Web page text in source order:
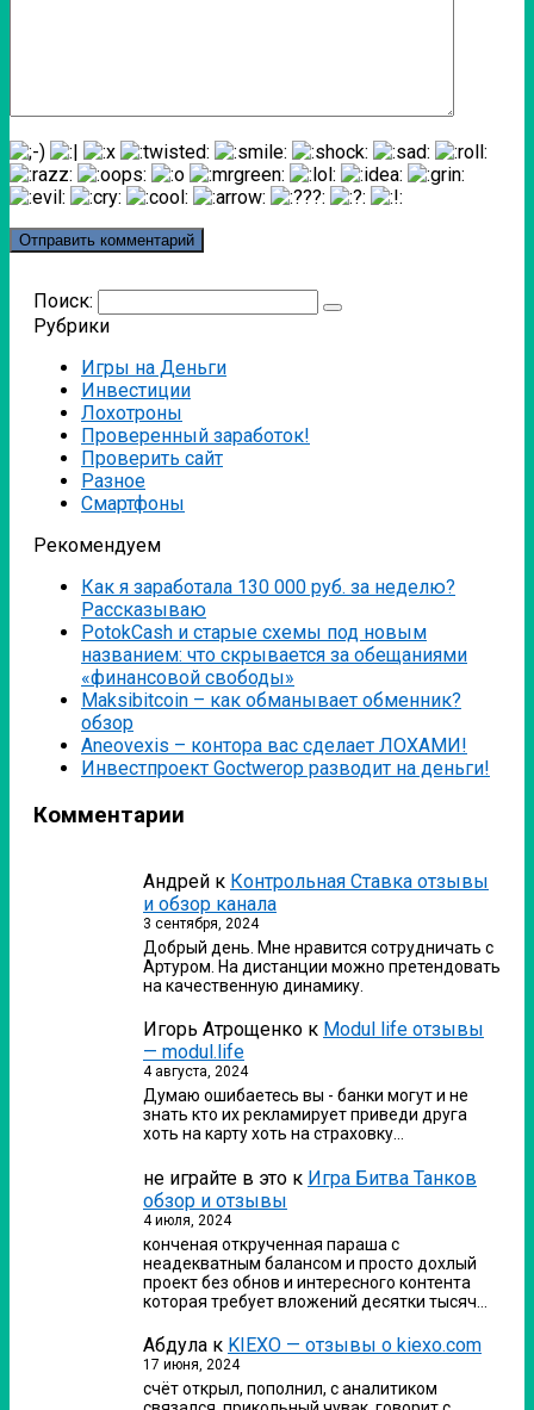
Поиск:
Рубрики
Игры на Деньги
Инвестиции
Лохотроны
Проверенный заработок!
Проверить сайт
Разное
Смартфоны
Рекомендуем
Как я заработала 130 000 руб. за неделю?
Рассказываю
PotokCash и старые схемы под новым
названием: что скрывается за обещаниями
«финансовой свободы»
Мaksibitcoin – как обманывает обменник?
обзор
Аneovexis – контора вас сделает ЛОХАМИ!
Инвестпроект Goctwerop разводит на деньги!
Комментарии
Андрей к Контрольная Ставка отзывы
и обзор канала
3 сентября, 2024
Добрый день. Мне нравится сотрудничать с
Артуром. На дистанции можно претендовать
на качественную динамику.
Игорь Атрощенко к Modul life отзывы
— modul.life
4 августа, 2024
Думаю ошибаетесь вы - банки могут и не
знать кто их рекламирует приведи друга
хоть на карту хоть на страховку…
не играйте в это к Игра Битва Танков
обзор и отзывы
4 июля, 2024
конченая открученная параша с
неадекватным балансом и просто дохлый
проект без обнов и интересного контента
которая требует вложений десятки тысяч…
Абдула к KIEXO — отзывы о kiexo.com
17 июня, 2024
счёт открыл, пополнил, с аналитиком